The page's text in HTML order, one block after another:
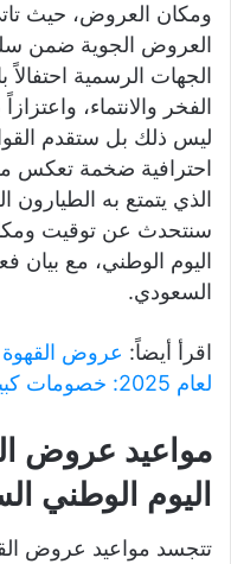
ومكان العروض، حيث
العروض الجوية ضمن
الجهات الرسمية
الفخر والانتماء،
ليس ذلك بل ستقدم
احترافية ضخمة تعكس
الذي يتمتع به الطيارون
سنتحدث عن توقيت
اليوم الوطني، مع بيان
السعودي.
اقرأ أيضاً:
لعام 2025: خصومات كبيرة
مواعيد عروض
اليوم الوطني
تتجسد مواعيد عروض